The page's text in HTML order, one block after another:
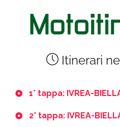
Itinerari
1° tappa: IVREA-
2° tappa: IVREA-